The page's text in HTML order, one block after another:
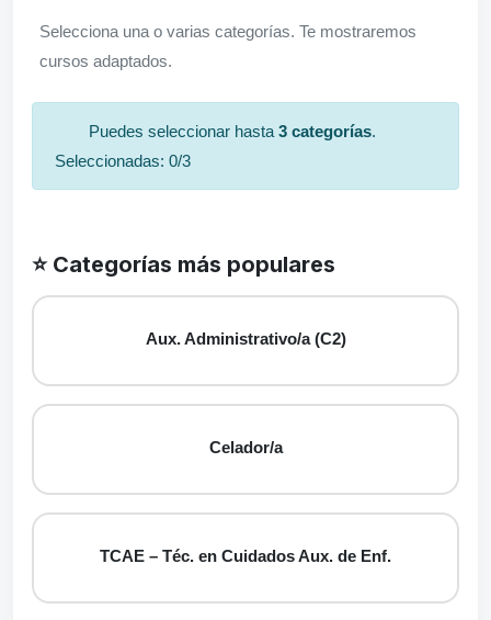
Selecciona una o varias categorías. Te mostraremos
cursos adaptados.
Puedes seleccionar hasta 3 categorías.
Seleccionadas: 0/3
⭐ Categorías más populares
Aux. Administrativo/a (C2)
Celador/a
TCAE – Téc. en Cuidados Aux. de Enf.